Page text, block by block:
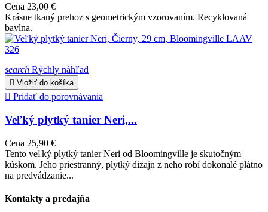
Cena 23,00 €
Krásne tkaný prehoz s geometrickým vzorovaním. Recyklovaná
bavlna.
search Rýchly náhľad
 Vložiť do košíka
 Pridať do porovnávania
Veľký plytký tanier Neri,...
Cena 25,90 €
Tento veľký plytký tanier Neri od Bloomingville je skutočným
kúskom. Jeho priestranný, plytký dizajn z neho robí dokonalé plátno
na predvádzanie...
Kontakty a predajňa